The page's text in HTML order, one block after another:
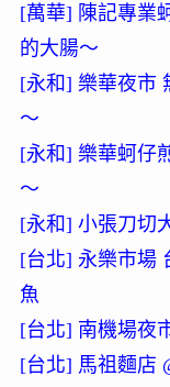
[萬華] 陳記專業
的大腸～
[永和] 樂華夜市
～
[永和] 樂華蚵仔
～
[永和] 小張刀切
[台北] 永樂市場
魚
[台北] 南機場夜
[台北] 馬祖麵店